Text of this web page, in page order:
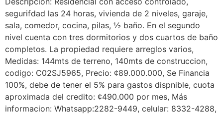
segurifdad las 24 horas, vivienda de 2 niveles, garaje,
sala, comedor, cocina, pilas, ½ baño. En el segundo
nivel cuenta con tres dormitorios y dos cuartos de baño
completos. La propiedad requiere arreglos varios,
Medidas: 144mts de terreno, 140mts de construccion,
codigo: C02SJ5965, Precio: ¢89.000.000, Se Financia
100%, debe de tener el 5% para gastos dispnible, cuota
aproximada del credito: ¢490.000 por mes, Más
informacion: Whatsapp:2282-9449, celular: 8332-4288,